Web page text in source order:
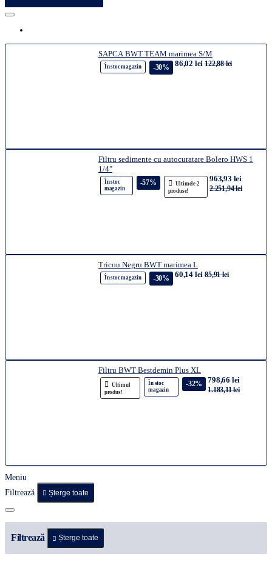
SAPCA BWT TEAM marimea S/M
În stoc magazin -30% 86,02 lei 122,88 lei
Filtru sedimente cu autocuratare Bolero HWS 1
1/4"
Ultimele 2
produse!
În stoc
magazin
-57% 963,93 lei
2.251,94 lei
Tricou Negru BWT marimea L
În stoc magazin -30% 60,14 lei 85,91 lei
Filtru BWT Bestdemin Plus XL
Ultimul
produs!
În stoc
magazin
-32% 798,66 lei
1.183,11 lei
Meniu
Filtrează
Șterge toate
Filtrează Șterge toate